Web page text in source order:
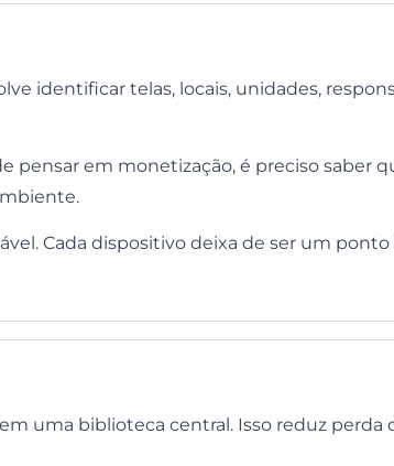
identificar telas, locais, unidades,
pensar em monetização, é preciso saber
Cada dispositivo deixa de ser um ponto
uma biblioteca central. Isso reduz perda